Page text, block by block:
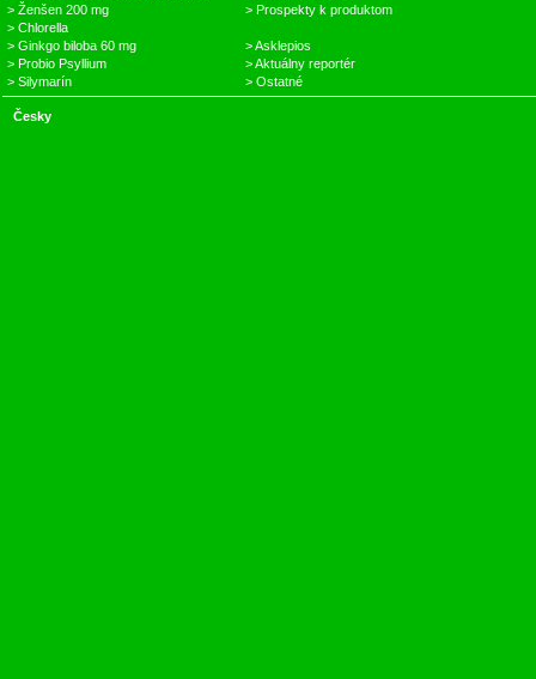
> Ženšen 200 mg
> Chlorella
> Ginkgo biloba 60 mg
> Probio Psyllium
> Silymarín
> Prospekty k produktom
> Asklepios
> Aktuálny reportér
> Ostatné
Česky